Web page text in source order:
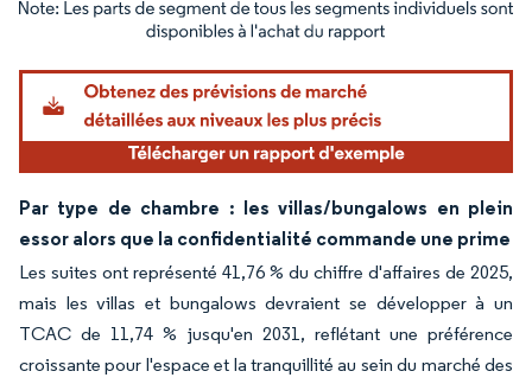
Image © Mordor Intelligence. La réutilisation nécessite une attribution sous CC BY
Par type de chambre : les villas/bungalows en plein
essor alors que la confidentialité commande une prime
Les suites ont représenté 41,76 % du chiffre d'affaires de 2025,
mais les villas et bungalows devraient se développer à un
TCAC de 11,74 % jusqu'en 2031, reflétant une préférence
croissante pour l'espace et la tranquillité au sein du marché des